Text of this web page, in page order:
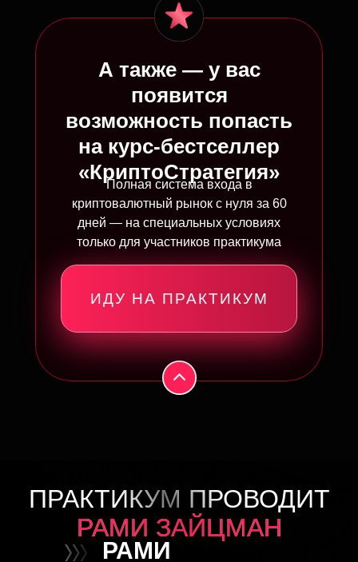
А также — у вас
появится
возможность попасть
на курс-бестселлер
«КриптоСтратегия»
ИДУ НА ПРАКТИКУМ
Полная система входа в
криптовалютный рынок с нуля за 60
дней — на специальных условиях
только для участников практикума
ПРАКТИКУМ ПРОВОДИТ
РАМИ ЗАЙЦМАН
РАМИ